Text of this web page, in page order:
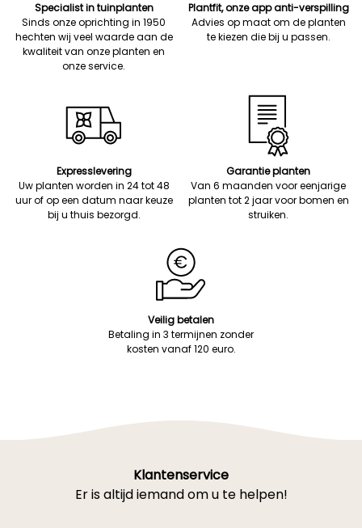
Specialist in tuinplanten
Sinds onze oprichting in 1950
hechten wij veel waarde aan de
kwaliteit van onze planten en
onze service.
Plantfit, onze app anti-verspilling
Advies op maat om de planten
te kiezen die bij u passen.
Expresslevering
Uw planten worden in 24 tot 48
uur of op een datum naar keuze
bij u thuis bezorgd.
Garantie planten
Van 6 maanden voor eenjarige
planten tot 2 jaar voor bomen en
struiken.
Veilig betalen
Betaling in 3 termijnen zonder
kosten vanaf 120 euro.
Klantenservice
Er is altijd iemand om u te helpen!